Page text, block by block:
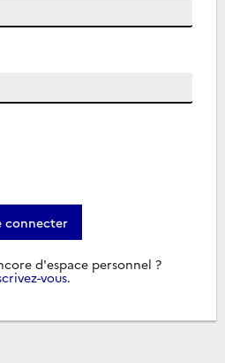
connecter
d'espace personnel ?
vous.